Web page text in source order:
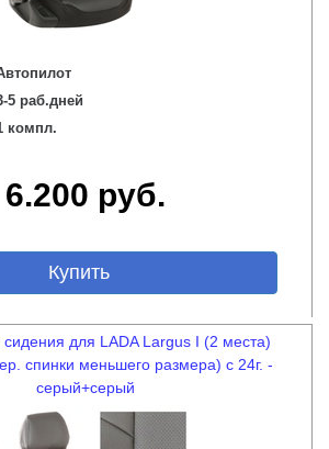
5 раб.дней
компл.
6.200 руб.
Купить
для LADA Largus I (2 места)
спинки меньшего размера) с 24г. -
серый+серый